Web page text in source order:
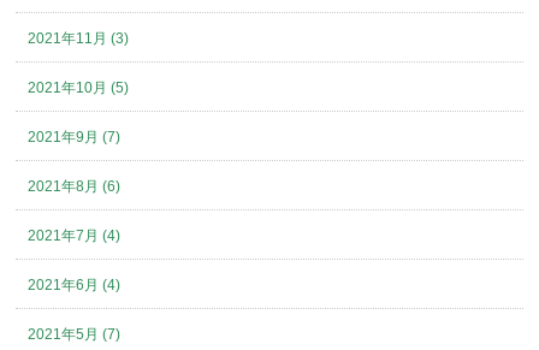
2021年11月 (3)
2021年10月 (5)
2021年9月 (7)
2021年8月 (6)
2021年7月 (4)
2021年6月 (4)
2021年5月 (7)